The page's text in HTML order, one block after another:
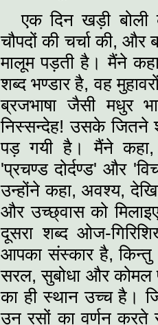
एक दिन खड़ी
चौपदों की चर्चा की, और
मालूम पड़ती है। मैंने
शब्द भण्डार है, वह
ब्रजभाषा जैसी मधुर
निस्सन्देह! उसके जितने
पड़ गयी है। मैंने कहा,
'प्रचण्ड दोर्दण्ड' और
उन्होंने कहा, अवश्य,
और उच्छ्वास को
दूसरा शब्द ओज-
आपका संस्कार है, किन्तु
सरल, सुबोधा और कोमल
का ही स्थान उच्च है।
उन रसों का वर्णन करते